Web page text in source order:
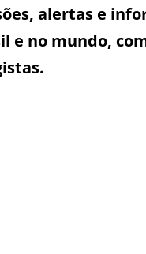
alertas e
e no mundo,